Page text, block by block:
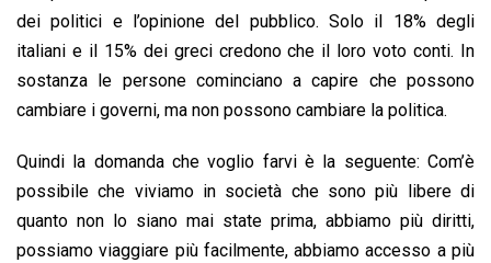
dei politici e l’opinione del pubblico. Solo il 18% degli
italiani e il 15% dei greci credono che il loro voto conti. In
sostanza le persone cominciano a capire che possono
cambiare i governi, ma non possono cambiare la politica.
Quindi la domanda che voglio farvi è la seguente: Com’è
possibile che viviamo in società che sono più libere di
quanto non lo siano mai state prima, abbiamo più diritti,
possiamo viaggiare più facilmente, abbiamo accesso a più